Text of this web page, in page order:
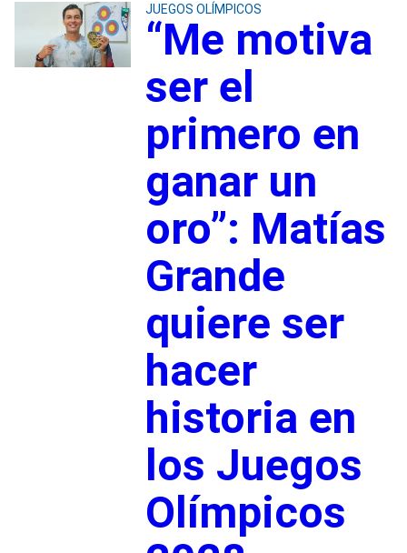
JUEGOS OLÍMPICOS
“Me motiva
ser el
primero en
ganar un
oro”: Matías
Grande
quiere ser
hacer
historia en
los Juegos
Olímpicos